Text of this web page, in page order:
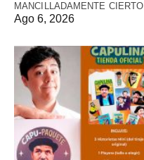
MANCILLADAMENTE CIERTO
Ago 6, 2026